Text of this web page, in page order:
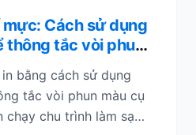
Cách sử dụng
thông tắc vòi phun
bằng cách sử dụng
tắc vòi phun màu cụ
chu trình làm sạch